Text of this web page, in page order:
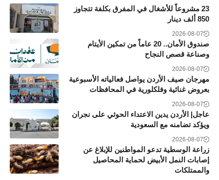
23 مشروعاً للأشغال في المفرق بكلفة تتجاوز
850 ألف دينار
2026-08-07
صندوق الأمان.. 20 عاماً من تمكين الأيتام
وصناعة قصص النجاح
2026-08-07
مهرجان صيف الأردن يواصل فعالياته الأسبوعية
بعروض غنائية وفلكلورية في المحافظات
2026-08-07
عاجل| الأردن يدين الاعتداء الحوثي على نجران
ويؤكد تضامنه مع السعودية
2026-08-07
زراعة الوسطية تدعو المواطنين للإبلاغ عن
إصابات النمل الأبيض لحماية المحاصيل
والممتلكات